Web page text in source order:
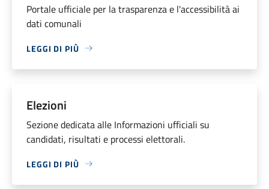
Portale ufficiale per la trasparenza e l'accessibilità ai
dati comunali
LEGGI DI PIÙ
Elezioni
Sezione dedicata alle Informazioni ufficiali su
candidati, risultati e processi elettorali.
LEGGI DI PIÙ